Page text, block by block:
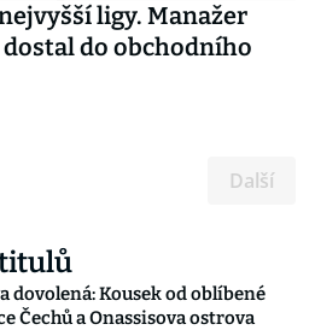
ligy. Manažer
do obchodního
Další
titulů
dovolená: Kousek od oblíbené
Čechů a Onassisova ostrova